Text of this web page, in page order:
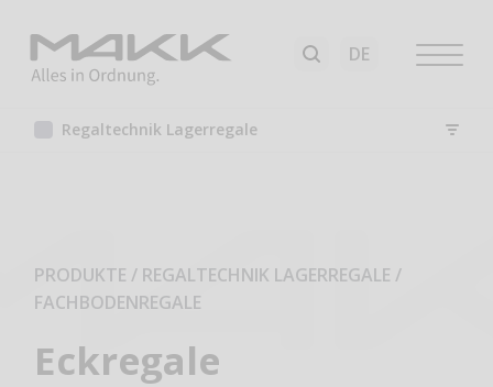
Regaltechnik Lagerregale
PRODUKTE / REGALTECHNIK LAGERREGALE /
FACHBODENREGALE
Eckregale